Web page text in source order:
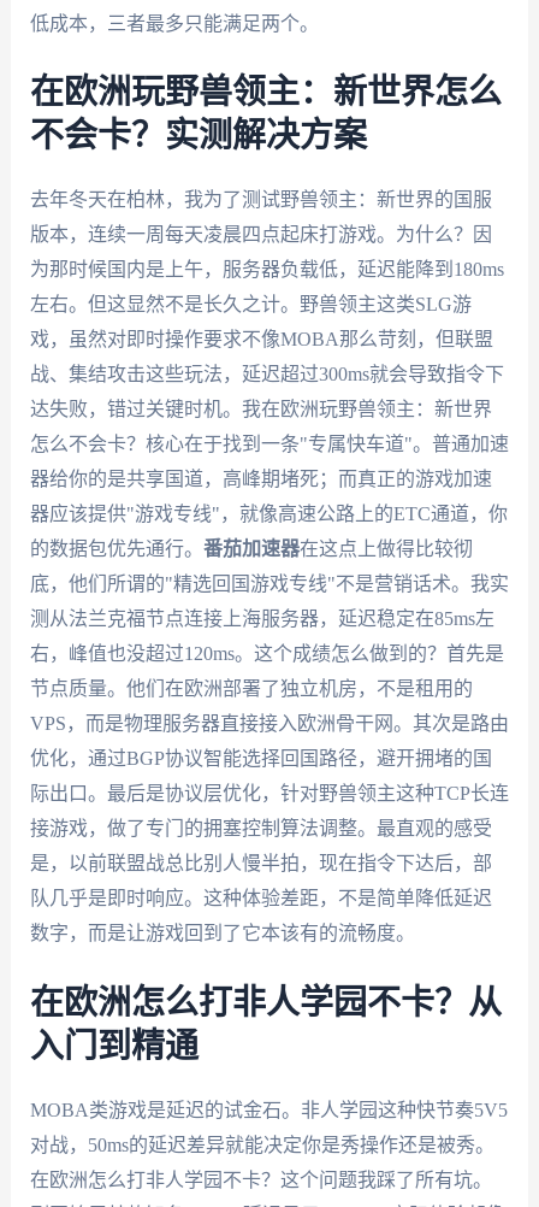
低成本，三者最多只能满足两个。
在欧洲玩野兽领主：新世界怎么
不会卡？实测解决方案
去年冬天在柏林，我为了测试野兽领主：新世界的国服
版本，连续一周每天凌晨四点起床打游戏。为什么？因
为那时候国内是上午，服务器负载低，延迟能降到180ms
左右。但这显然不是长久之计。野兽领主这类SLG游
戏，虽然对即时操作要求不像MOBA那么苛刻，但联盟
战、集结攻击这些玩法，延迟超过300ms就会导致指令下
达失败，错过关键时机。我在欧洲玩野兽领主：新世界
怎么不会卡？核心在于找到一条"专属快车道"。普通加速
器给你的是共享国道，高峰期堵死；而真正的游戏加速
器应该提供"游戏专线"，就像高速公路上的ETC通道，你
的数据包优先通行。 番茄加速器在这点上做得比较彻
底，他们所谓的"精选回国游戏专线"不是营销话术。我实
测从法兰克福节点连接上海服务器，延迟稳定在85ms左
右，峰值也没超过120ms。这个成绩怎么做到的？首先是
节点质量。他们在欧洲部署了独立机房，不是租用的
VPS，而是物理服务器直接接入欧洲骨干网。其次是路由
优化，通过BGP协议智能选择回国路径，避开拥堵的国
际出口。最后是协议层优化，针对野兽领主这种TCP长连
接游戏，做了专门的拥塞控制算法调整。最直观的感受
是，以前联盟战总比别人慢半拍，现在指令下达后，部
队几乎是即时响应。这种体验差距，不是简单降低延迟
数字，而是让游戏回到了它本该有的流畅度。
在欧洲怎么打非人学园不卡？从
入门到精通
MOBA类游戏是延迟的试金石。非人学园这种快节奏5V5
对战，50ms的延迟差异就能决定你是秀操作还是被秀。
在欧洲怎么打非人学园不卡？这个问题我踩了所有坑。